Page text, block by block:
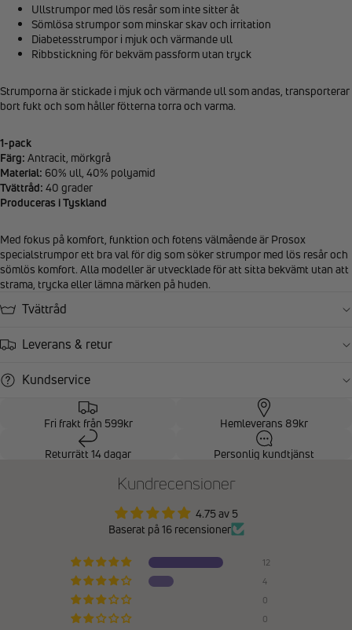
Ullstrumpor med lös resår som inte sitter åt
Sömlösa strumpor som minskar skav och irritation
Diabetesstrumpor i mjuk och värmande ull
Ribbstickning för bekväm passform utan tryck
Strumporna är stickade i mjuk och värmande ull som andas, transporterar
bort fukt och som håller fötterna torra och varma.
1-pack
Färg: Antracit, mörkgrå
Material: 60% ull, 40% polyamid
Tvättråd: 40 grader
Produceras i Tyskland
Med fokus på komfort, funktion och fotens välmående är Prosox
specialstrumpor ett bra val för dig som söker strumpor med lös resår och
sömlös komfort. Alla modeller är utvecklade för att sitta bekvämt utan att
strama, trycka eller lämna märken på huden.
Tvättråd
Leverans & retur
Kundservice
Fri frakt från 599kr Hemleverans 89kr
Returrätt 14 dagar Personlig kundtjänst
Kundrecensioner
4.75 av 5
Baserat på 16 recensioner
12
4
0
0